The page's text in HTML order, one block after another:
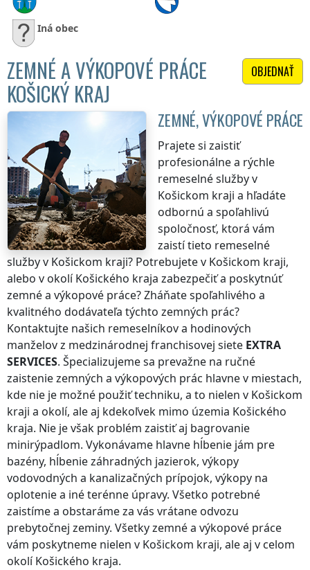
Iná obec
OBJEDNAŤ
ZEMNÉ A VÝKOPOVÉ PRÁCE
KOŠICKÝ KRAJ
ZEMNÉ, VÝKOPOVÉ PRÁCE
Prajete si zaistiť
profesionálne a rýchle
remeselné službyv
Košickom kraji a hľadáte
odbornú a spoľahlivú
spoločnosť, ktorá vám
zaistí tieto remeselné
službyv Košickom kraji? Potrebujetev Košickom kraji,
alebo v okolíKošického kraja zabezpečiť a poskytnúť
zemné a výkopové práce? Zháňate spoľahlivého a
kvalitného dodávateľa týchto zemných prác?
Kontaktujte našich remeselníkov a hodinových
manželov z medzinárodnej franchisovej siete EXTRA
SERVICES. Špecializujeme sa prevažne na ručné
zaistenie zemných a výkopových prác hlavne v miestach,
kde nie je možné použiť techniku, a to nielen v Košickom
kraji a okolí, ale aj kdekoľvek mimo územia Košického
kraja. Nie je však problém zaistiť aj bagrovanie
minirýpadlom. Vykonávame hlavne hĺbenie jám pre
bazény, hĺbenie záhradných jazierok, výkopy
vodovodných a kanalizačných prípojok, výkopy na
oplotenie a iné terénne úpravy. Všetko potrebné
zaistíme a obstaráme za vás vrátane odvozu
prebytočnej zeminy. Všetky zemné a výkopové práce
vám poskytneme nielen v Košickom kraji, ale aj v celom
okolíKošického kraja.